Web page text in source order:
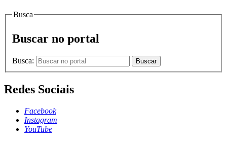
Busca
Buscar no portal
Busca: Buscar
Redes Sociais
Facebook
Instagram
YouTube